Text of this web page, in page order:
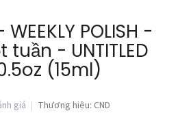
POLISH -
- UNTITLED
(15ml)
giá Thương hiệu: CND